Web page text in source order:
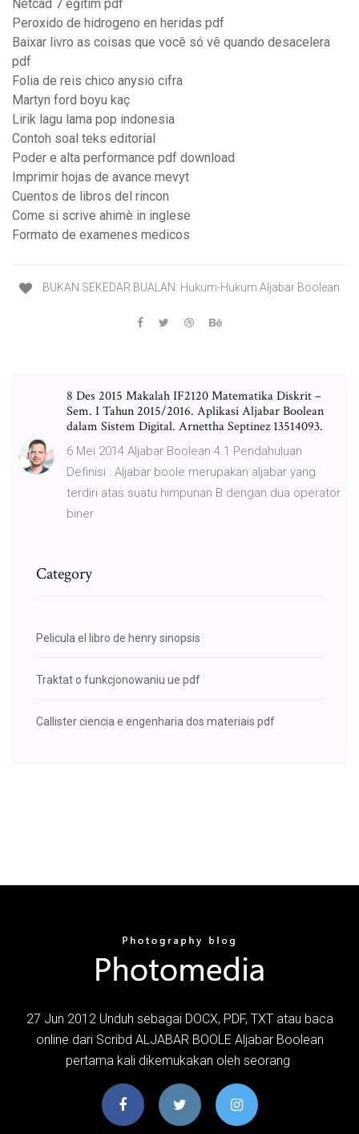
Netcad 7 eğitim pdf
Peroxido de hidrogeno en heridas pdf
Baixar livro as coisas que você só vê quando desacelera
pdf
Folia de reis chico anysio cifra
Martyn ford boyu kaç
Lirik lagu lama pop indonesia
Contoh soal teks editorial
Poder e alta performance pdf download
Imprimir hojas de avance mevyt
Cuentos de libros del rincon
Come si scrive ahimè in inglese
Formato de examenes medicos
BUKAN SEKEDAR BUALAN: Hukum-Hukum Aljabar Boolean
8 Des 2015 Makalah IF2120 Matematika Diskrit –
Sem. I Tahun 2015/2016. Aplikasi Aljabar Boolean
dalam Sistem Digital. Arnettha Septinez 13514093.
6 Mei 2014 Aljabar Boolean 4.1 Pendahuluan
Definisi : Aljabar boole merupakan aljabar yang
terdiri atas suatu himpunan B dengan dua operator
biner
Category
Pelicula el libro de henry sinopsis
Traktat o funkcjonowaniu ue pdf
Callister ciencia e engenharia dos materiais pdf
27 Jun 2012 Unduh sebagai DOCX, PDF, TXT atau baca
online dari Scribd ALJABAR BOOLE Aljabar Boolean
pertama kali dikemukakan oleh seorang